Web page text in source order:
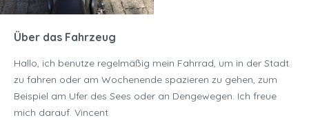
Über das Fahrzeug
Hallo, ich benutze regelmäßig mein Fahrrad, um in der Stadt
zu fahren oder am Wochenende spazieren zu gehen, zum
Beispiel am Ufer des Sees oder an Dengewegen. Ich freue
mich darauf. Vincent